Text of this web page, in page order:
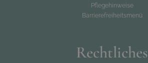
Pflegehinweise
Barrierefreiheitsmenü
Rechtliches